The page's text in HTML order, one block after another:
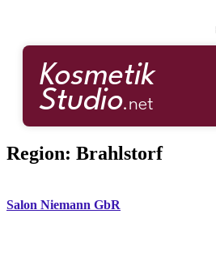
Region: Brahlstorf
Salon Niemann GbR